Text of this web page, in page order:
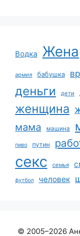
Водка Жена
армия бабушка
деньги дети
женщина
мама машина
пиво путин
секс семья
футбол человек
© 2005–2026